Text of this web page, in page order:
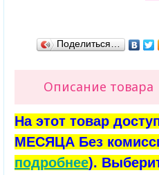
Поделиться…
Описание товара
На этот товар
МЕСЯЦА Без
подробнее).